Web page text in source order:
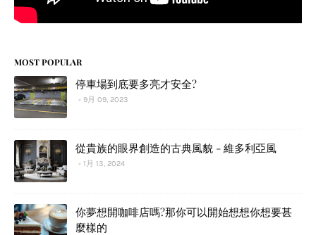
MOST POPULAR
停車場到底要多亮才安全?
9月 09, 2023
從貴族的眼界創造的古典風貌 - 維多利亞風
1月 13, 2024
你夢想開咖啡店嗎?那你可以開始想想你想要甚
麼樣的